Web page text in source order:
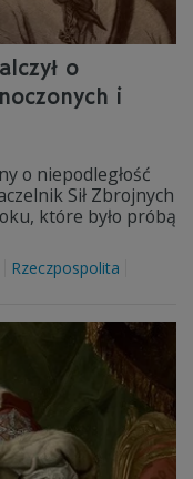
o
i
o niepodległość
Sił Zbrojnych
które było próbą
Rzeczpospolita